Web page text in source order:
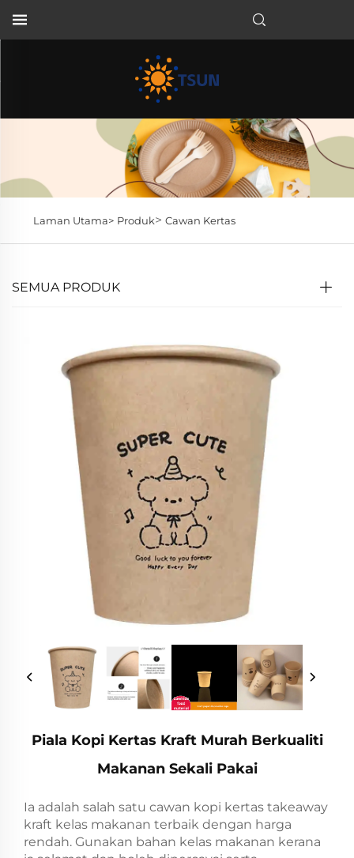
Laman Utama> Produk> Cawan Kertas
SEMUA PRODUK
Piala Kopi Kertas Kraft Murah Berkualiti
Makanan Sekali Pakai
Ia adalah salah satu cawan kopi kertas takeaway
kraft kelas makanan terbaik dengan harga
rendah. Gunakan bahan kelas makanan kerana